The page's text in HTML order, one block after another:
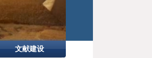
文献建设